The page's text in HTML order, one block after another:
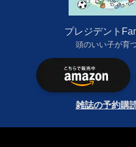
プレジデント
頭のいい子が育
雑誌の予約購